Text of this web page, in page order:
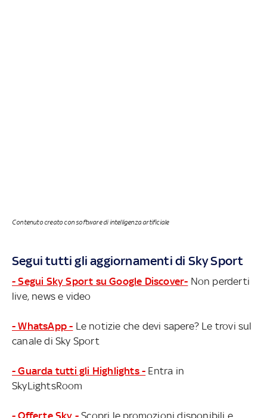
Contenuto creato con software di intelligenza artificiale
Segui tutti gli aggiornamenti di Sky Sport
- Segui Sky Sport su Google Discover- Non perderti
live, news e video
- WhatsApp - Le notizie che devi sapere? Le trovi sul
canale di Sky Sport
- Guarda tutti gli Highlights - Entra in
SkyLightsRoom
- Offerte Sky - Scopri le promozioni disponibili e